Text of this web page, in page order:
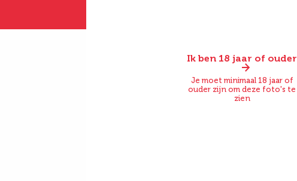
Ik ben 18 jaar of ouder
Je moet minimaal 18 jaar of
ouder zijn om deze foto's te
zien